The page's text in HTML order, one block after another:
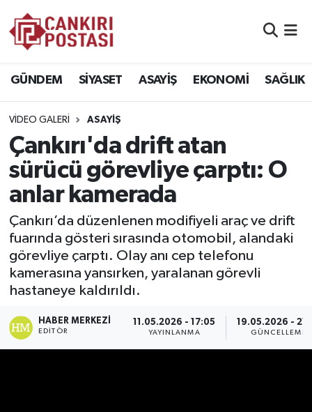
GÜNDEM SİYASET ASAYİŞ EKONOMİ SAĞLIK
VIDEO GALERI ASAYIŞ
Çankırı'da drift atan
sürücü görevliye çarptı: O
anlar kamerada
Çankırı’da düzenlenen modifiyeli araç ve drift
fuarında gösteri sırasında otomobil, alandaki
görevliye çarptı. Olay anı cep telefonu
kamerasına yansırken, yaralanan görevli
hastaneye kaldırıldı.
HABER MERKEZI
EDITÖR
11.05.2026 - 17:05
YAYINLANMA
19.05.2026 -
GÜNCELLEME
ASAYİŞ
EKONOMİ
SAĞLIK
SPOR
EĞİTİM
YAŞAM
ÇEVRE
Namaz Vakitleri
Trafik Durumu
Süper Lig Puan Durumu ve Fikstür
Tüm Manşetler
Son Dakika Haberleri
Haber Arşivi